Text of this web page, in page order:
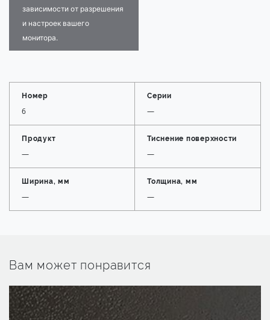
зависимости от разрешения
и настроек вашего
монитора.
Номер
6
Серии
—
Продукт
—
Тиснение поверхности
—
Ширина, мм
—
Толщина, мм
—
Вам может понравится